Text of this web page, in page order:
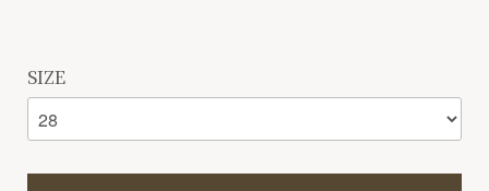
SIZE